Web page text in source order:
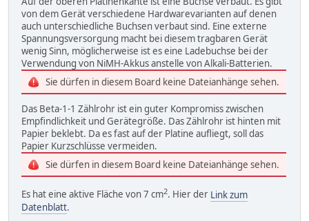
von dem Gerät verschiedene Hardwarevarianten auf denen
auch unterschiedliche Buchsen verbaut sind. Eine externe
Spannungsversorgung macht bei diesem tragbaren Gerät
wenig Sinn, möglicherweise ist es eine Ladebuchse bei der
Verwendung von NiMH-Akkus anstelle von Alkali-Batterien.
Sie dürfen in diesem Board keine Dateianhänge sehen.
Das Beta-1-1 Zählrohr ist ein guter Kompromiss zwischen
Empfindlichkeit und Gerätegröße. Das Zählrohr ist hinten mit
Papier beklebt. Da es fast auf der Platine aufliegt, soll das
Papier Kurzschlüsse vermeiden.
Sie dürfen in diesem Board keine Dateianhänge sehen.
Es hat eine aktive Fläche von 7 cm2. Hier der Link zum
Datenblatt.